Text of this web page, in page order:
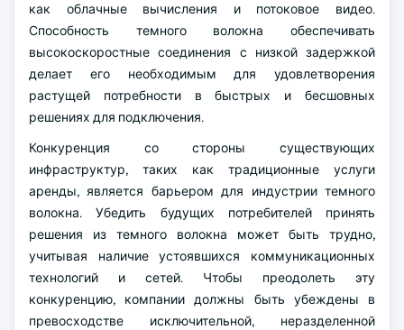
как облачные вычисления и потоковое видео.
Способность темного волокна обеспечивать
высокоскоростные соединения с низкой задержкой
делает его необходимым для удовлетворения
растущей потребности в быстрых и бесшовных
решениях для подключения.
Конкуренция со стороны существующих
инфраструктур, таких как традиционные услуги
аренды, является барьером для индустрии темного
волокна. Убедить будущих потребителей принять
решения из темного волокна может быть трудно,
учитывая наличие устоявшихся коммуникационных
технологий и сетей. Чтобы преодолеть эту
конкуренцию, компании должны быть убеждены в
превосходстве исключительной, неразделенной